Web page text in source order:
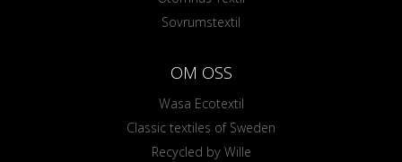
Sovrumstextil
OM OSS
Wasa Ecotextil
Classic textiles of Sweden
Recycled by Wille